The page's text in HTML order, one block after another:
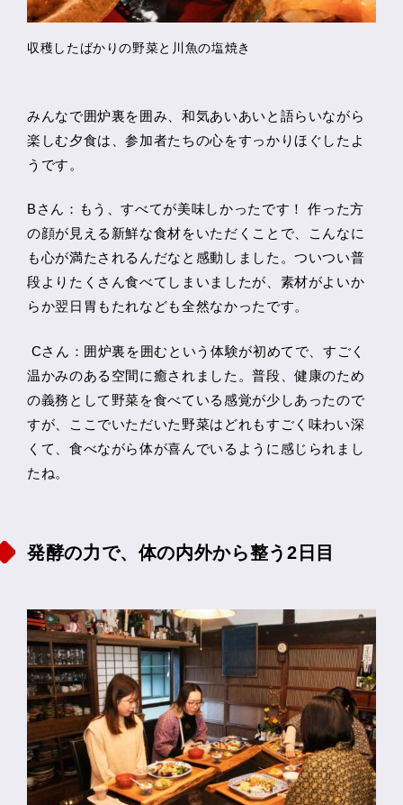
収穫したばかりの野菜と川魚の塩焼き
みんなで囲炉裏を囲み、和気あいあいと語らいながら
楽しむ夕食は、参加者たちの心をすっかりほぐしたよ
うです。
Bさん：もう、すべてが美味しかったです！ 作った方
の顔が見える新鮮な食材をいただくことで、こんなに
も心が満たされるんだなと感動しました。ついつい普
段よりたくさん食べてしまいましたが、素材がよいか
らか翌日胃もたれなども全然なかったです。
Cさん：囲炉裏を囲むという体験が初めてで、すごく
温かみのある空間に癒されました。普段、健康のため
の義務として野菜を食べている感覚が少しあったので
すが、ここでいただいた野菜はどれもすごく味わい深
くて、食べながら体が喜んでいるように感じられまし
たね。
発酵の力で、体の内外から整う2日目